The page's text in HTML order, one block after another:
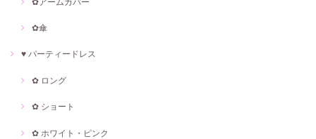
✿傘
♥ パーティードレス
✿ ロング
✿ ショート
✿ ホワイト・ピンク